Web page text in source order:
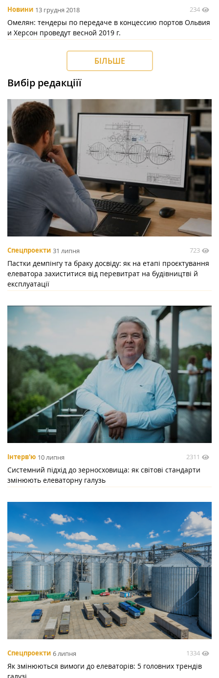
Новини 13 грудня 2018 234
Омелян: тендеры по передаче в концессию портов Ольвия
и Херсон проведут весной 2019 г.
БІЛЬШЕ
Вибір редакціїї
Спецпроекти 31 липня 723
Пастки демпінгу та браку досвіду: як на етапі проєктування
елеватора захиститися від перевитрат на будівництві й
експлуатації
Інтерв'ю 10 липня 2311
Системний підхід до зерносховища: як світові стандарти
змінюють елеваторну галузь
Спецпроекти 6 липня 1334
Як змінюються вимоги до елеваторів: 5 головних трендів